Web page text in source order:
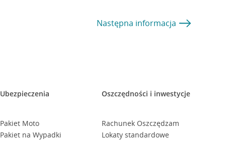
Następna informacja
Ubezpieczenia
Pakiet Moto
Pakiet na Wypadki
Oszczędności i inwestycje
Rachunek Oszczędzam
Lokaty standardowe